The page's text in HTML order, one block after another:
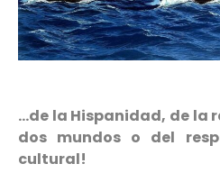
…de la Hispanidad, de la
dos mundos o del
cultural!